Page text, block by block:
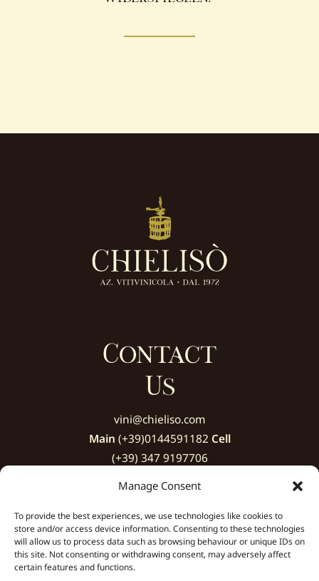
Manage Consent
To provide the best experiences, we use technologies like cookies to
store and/or access device information. Consenting to these technologies
will allow us to process data such as browsing behaviour or unique IDs on
this site. Not consenting or withdrawing consent, may adversely affect
certain features and functions.
Contact
Us
vini@chieliso.com
Main (+39)0144591182 Cell
(+39) 347 9197706
Strada Statale Gavonata,
25, 15016 Gavonata AL,
Italy